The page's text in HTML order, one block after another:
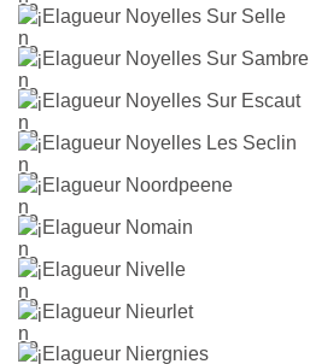
Elagueur Noyelles Sur Selle
Elagueur Noyelles Sur Sambre
Elagueur Noyelles Sur Escaut
Elagueur Noyelles Les Seclin
Elagueur Noordpeene
Elagueur Nomain
Elagueur Nivelle
Elagueur Nieurlet
Elagueur Niergnies